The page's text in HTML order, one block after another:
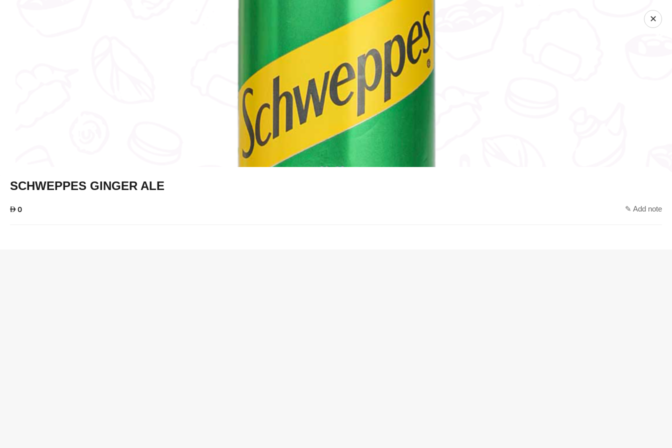
✕
SCHWEPPES GINGER ALE
AED0 ✎ Add note